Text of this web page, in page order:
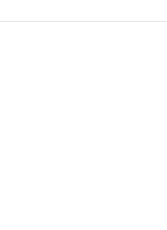
클린선거본부
속으로 출마한